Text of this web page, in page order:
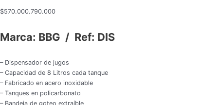
$570.000.790.000
Marca: BBG / Ref: DIS
– Dispensador de jugos
– Capacidad de 8 Litros cada tanque
– Fabricado en acero inoxidable
– Tanques en policarbonato
– Bandeja de goteo extraíble